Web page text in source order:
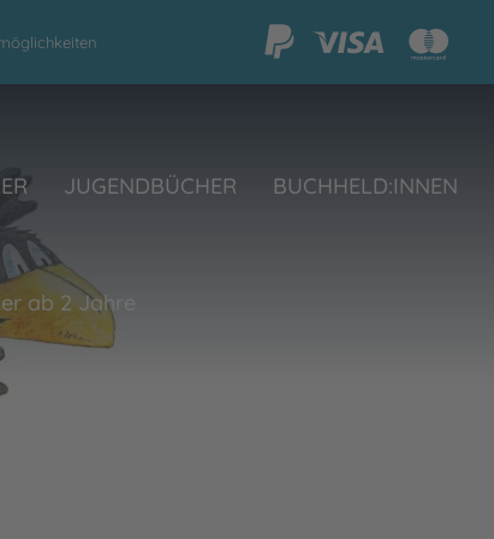
JUGENDBÜCHER BUCHHELD:INNEN
ab 2 Jahre